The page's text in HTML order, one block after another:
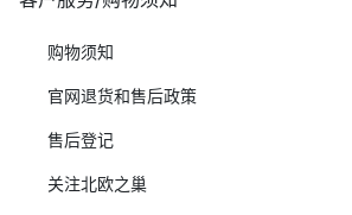
购物须知
官网退货和售后政策
售后登记
关注北欧之巢